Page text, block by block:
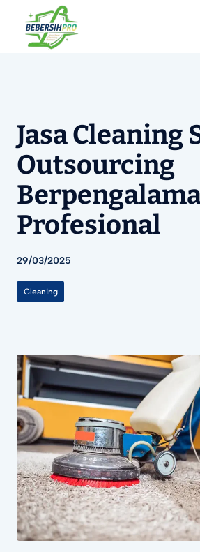
Langsung
Jasa Cleaning
Outsourcing
Profesional
29/03/2025
Cleaning